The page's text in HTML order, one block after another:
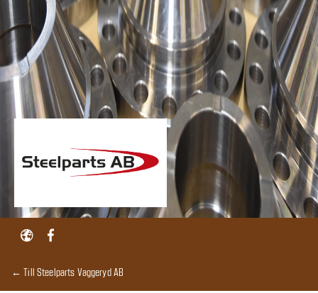
← Till Steelparts Vaggeryd AB